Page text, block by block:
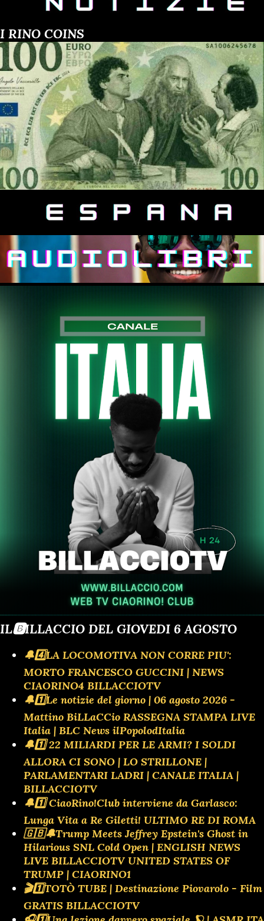
I RINO COINS
IL🅱️ILLACCIO DEL GIOVEDI 6 AGOSTO
🔔4️⃣LA LOCOMOTIVA NON CORRE PIU':
MORTO FRANCESCO GUCCINI | NEWS
CIAORINO4 BILLACCIOTV
🔔1️⃣Le notizie del giorno | 06 agosto 2026 -
Mattino BiLLaCCio RASSEGNA STAMPA LIVE
Italia | BLC News ilPopolodItalia
🔔1️⃣ 22 MILIARDI PER LE ARMI? I SOLDI
ALLORA CI SONO | LO STRILLONE |
PARLAMENTARI LADRI | CANALE ITALIA |
BILLACCIOTV
🔔1️⃣ CiaoRino!Club interviene da Garlasco:
Lunga Vita a Re Giletti! ULTIMO RE DI ROMA
🇬🇧🔔Trump Meets Jeffrey Epstein's Ghost in
Hilarious SNL Cold Open | ENGLISH NEWS
LIVE BILLACCIOTV UNITED STATES OF
TRUMP | CIAORINO1
🎬1️⃣TOTÒ TUBE | Destinazione Piovarolo - Film
GRATIS BILLACCIOTV